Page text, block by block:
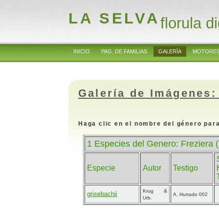
LA SELVAflorula
INICIO PAG. DE FAMILIAS GALERÍA
Galería de
Haga clic en el nombre del género
1 Especies del Genero: Freziera
Especie Autor Testigo
grisebachii
Krug &
Urb.
A. Hurtado 002